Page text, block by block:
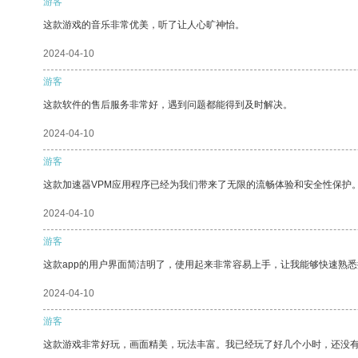
这款游戏的音乐非常优美，听了让人心旷神怡。
2024-04-10
游客
这款软件的售后服务非常好，遇到问题都能得到及时解决。
2024-04-10
游客
这款加速器VPM应用程序已经为我们带来了无限的流畅体验和安全性保护。
2024-04-10
游客
这款app的用户界面简洁明了，使用起来非常容易上手，让我能够快速熟悉
2024-04-10
游客
这款游戏非常好玩，画面精美，玩法丰富。我已经玩了好几个小时，还没有